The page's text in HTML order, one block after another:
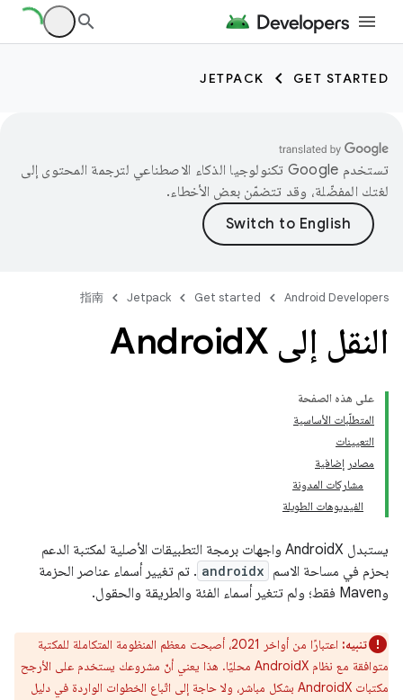
GET STARTED
JETPACK
تستخدم Google تكنولوجيا الذكاء الاصطناعي لترجمة المحتوى إلى
لغتك المفضّلة، وقد تتضمّن بعض الأخطاء.
Android Developers
Get started
Jetpack
指南
النقل إلى Android X
على هذه الصفحة
المتطلّبات الأساسية
التعيينات
مصادر إضافية
مشاركات المدونة
الفيديوهات الطويلة
يستبدل AndroidX واجهات برمجة التطبيقات الأصلية لمكتبة الدعم
بحزم في مساحة الاسم androidx . تم تغيير أسماء عناصر الحزمة
وMaven فقط؛ ولم تتغير أسماء الفئة والطريقة والحقول.
تنبيه:
اعتبارًا من أواخر 2021، أصبحت معظم المنظومة المتكاملة للمكتبة
متوافقة مع نظام AndroidX محليًا. هذا يعني أنّ مشروعك يستخدم على الأرجح
مكتبات AndroidX بشكل مباشر، ولا حاجة إلى اتّباع الخطوات الواردة في دليل